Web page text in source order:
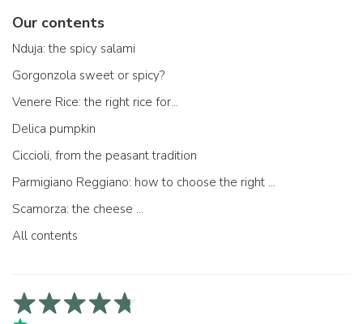
Our contents
Nduja: the spicy salami
Gorgonzola sweet or spicy?
Venere Rice: the right rice for...
Delica pumpkin
Ciccioli, from the peasant tradition
Parmigiano Reggiano: how to choose the right one
Scamorza: the cheese ...
All contents